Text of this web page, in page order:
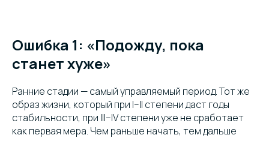
Ошибка 1: «Подожду, пока
станет хуже»
Ранние стадии — самый управляемый период. Тот же
образ жизни, который при I–II степени даст годы
стабильности, при III–IV степени уже не сработает
как первая мера. Чем раньше начать, тем дальше